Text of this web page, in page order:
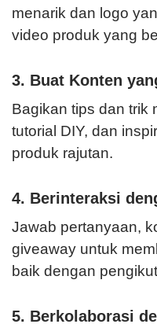
menarik dan logo
video produk yang
3. Buat Konten
Bagikan tips dan trik
tutorial DIY, dan
produk rajutan.
4. Berinteraksi
Jawab pertanyaan,
giveaway untuk
baik dengan
5. Berkolaborasi